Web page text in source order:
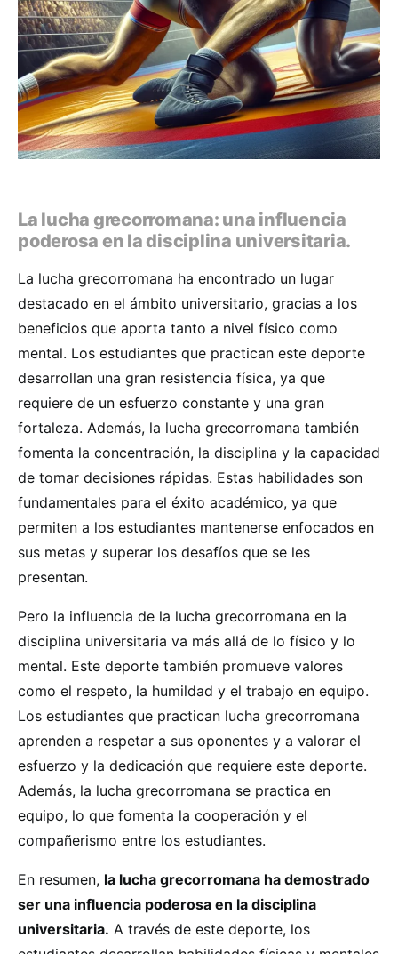
La lucha grecorromana: una influencia
poderosa en la disciplina universitaria.
La lucha grecorromana ha encontrado un lugar
destacado en el ámbito universitario, gracias a los
beneficios que aporta tanto a nivel físico como
mental. Los estudiantes que practican este deporte
desarrollan una gran resistencia física, ya que
requiere de un esfuerzo constante y una gran
fortaleza. Además, la lucha grecorromana también
fomenta la concentración, la disciplina y la capacidad
de tomar decisiones rápidas. Estas habilidades son
fundamentales para el éxito académico, ya que
permiten a los estudiantes mantenerse enfocados en
sus metas y superar los desafíos que se les
presentan.
Pero la influencia de la lucha grecorromana en la
disciplina universitaria va más allá de lo físico y lo
mental. Este deporte también promueve valores
como el respeto, la humildad y el trabajo en equipo.
Los estudiantes que practican lucha grecorromana
aprenden a respetar a sus oponentes y a valorar el
esfuerzo y la dedicación que requiere este deporte.
Además, la lucha grecorromana se practica en
equipo, lo que fomenta la cooperación y el
compañerismo entre los estudiantes.
En resumen, la lucha grecorromana ha demostrado
ser una influencia poderosa en la disciplina
universitaria. A través de este deporte, los